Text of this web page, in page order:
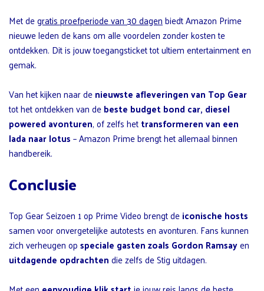
Met degratis proefperiode van 30 dagenbiedt Amazon Prime
nieuwe leden de kans om alle voordelen zonder kosten te
ontdekken. Dit is jouw toegangsticket tot ultiem entertainment en
gemak.
Van het kijken naar denieuwste afleveringen van Top Gear
tot het ontdekken van debeste budget bond car, diesel
powered avonturen, of zelfs hettransformeren van een
lada naar lotus– Amazon Prime brengt het allemaal binnen
handbereik.
Conclusie
Top Gear Seizoen 1 op Prime Video brengt deiconische hosts
samen voor onvergetelijke autotests en avonturen. Fans kunnen
zich verheugen opspeciale gasten zoals Gordon Ramsayen
uitdagende opdrachtendie zelfs de Stig uitdagen.